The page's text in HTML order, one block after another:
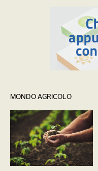
MONDO AGRICOLO